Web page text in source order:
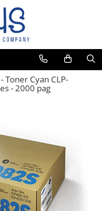
Toner Cyan CLP-
- 2000 pag